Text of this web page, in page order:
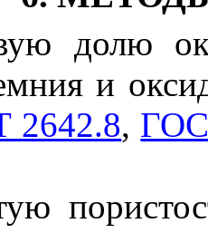
долю
и
2642.8,